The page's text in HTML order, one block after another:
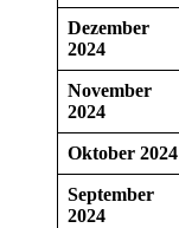
Dezember
2024
November
2024
Oktober 2024
September
2024